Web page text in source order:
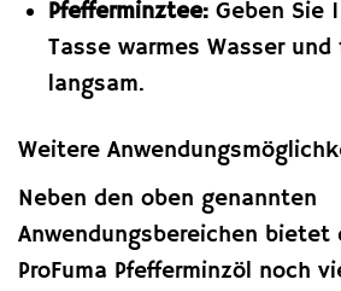
Pfefferminztee:Geben Sie
Tasse warmes Wasser
langsam.
Weitere
Neben den oben genannten
Anwendungsbereichen bietet
ProFuma Pfefferminzöl noch